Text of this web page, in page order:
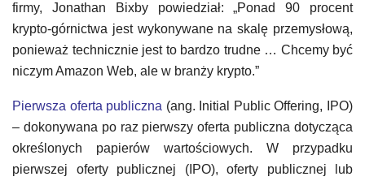
firmy, Jonathan Bixby powiedział: „Ponad 90 procent
krypto-górnictwa jest wykonywane na skalę przemysłową,
ponieważ technicznie jest to bardzo trudne … Chcemy być
niczym Amazon Web, ale w branży krypto.”
Pierwsza oferta publiczna (ang. Initial Public Offering, IPO)
– dokonywana po raz pierwszy oferta publiczna dotycząca
określonych papierów wartościowych. W przypadku
pierwszej oferty publicznej (IPO), oferty publicznej lub